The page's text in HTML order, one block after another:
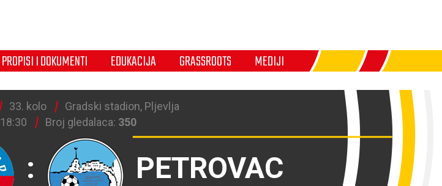
PROPISI I DOKUMENTI EDUKACIJA GRASSROOTS MEDIJI
33. kolo
Gradski stadion, Pljevlja
18:30 Broj gledalaca: 350
: PETROVAC